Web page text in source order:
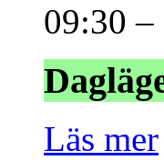
09:30–
Läs mer